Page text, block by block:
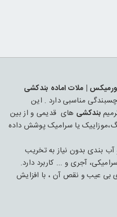
| ملات اماده بندکشی
مناسبی دارد . این
بندکشی های قدیمی و از بین
یا سرامیک پوشش داده
بندی بدون نیاز به تخریب
آجری و ... کاربرد دارد.
بی عیب و نقص آن ، با افزایش